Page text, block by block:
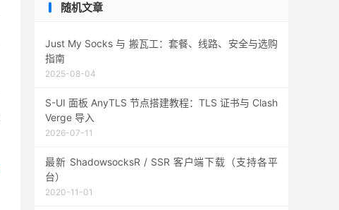
随机文章
Just My Socks 与 搬瓦工：套餐、线路、安全与选购
指南
2025-08-04
S-UI 面板 AnyTLS 节点搭建教程：TLS 证书与 Clash
Verge 导入
2026-07-11
最新 ShadowsocksR / SSR 客户端下载（支持各平
台）
2020-11-01